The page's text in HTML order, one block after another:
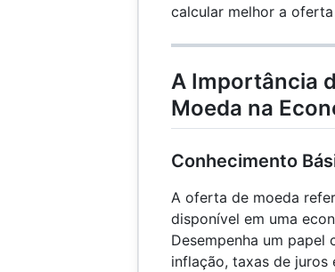
calcular melhor a
A Importância
Moeda na
Conhecimento
A oferta de moeda
disponível em uma
Desempenha um
inflação, taxas de juros